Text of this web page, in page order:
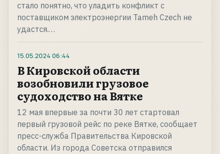
стало понятно, что уладить конфликт с
поставщиком электроэнергии Tameh Czech не
удастся.…
15.05.2024 06:44
В Кировской области
возобновили грузовое
судоходство на Вятке
12 мая впервые за почти 30 лет стартовал
первый грузовой рейс по реке Вятке, сообщает
пресс-служба Правительства Кировской
области. Из города Советска отправился